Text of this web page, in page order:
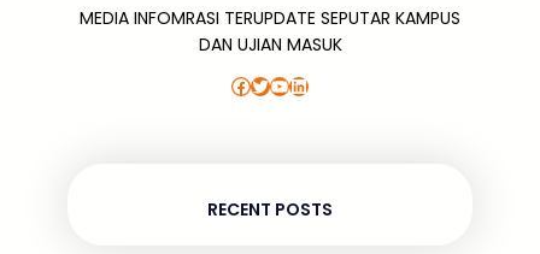
MEDIA INFOMRASI TERUPDATE SEPUTAR KAMPUS
DAN UJIAN MASUK
Facebook Twitter YouTube LinkedIn
RECENT POSTS